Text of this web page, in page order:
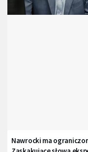
Nawrocki ma